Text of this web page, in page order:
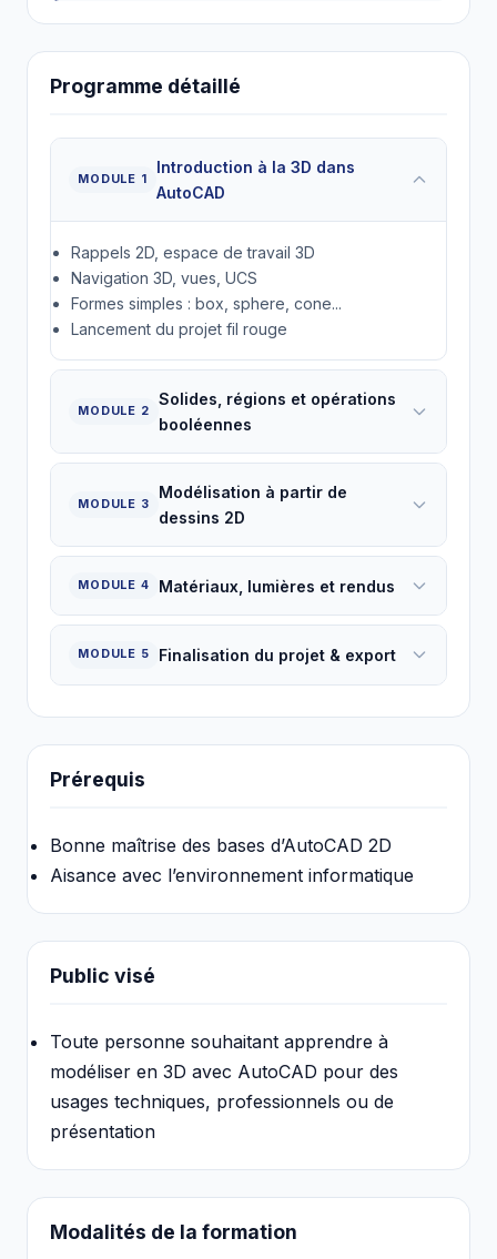
Programme détaillé
MODULE 1
Introduction à la 3D dans
AutoCAD
Rappels 2D, espace de travail 3D
Navigation 3D, vues, UCS
Formes simples : box, sphere, cone...
Lancement du projet fil rouge
MODULE 2
Solides, régions et opérations
booléennes
MODULE 3
Modélisation à partir de
dessins 2D
MODULE 4 Matériaux, lumières et rendus
MODULE 5 Finalisation du projet & export
Prérequis
Bonne maîtrise des bases d’AutoCAD 2D
Aisance avec l’environnement informatique
Public visé
Toute personne souhaitant apprendre à
modéliser en 3D avec AutoCAD pour des
usages techniques, professionnels ou de
présentation
Modalités de la formation